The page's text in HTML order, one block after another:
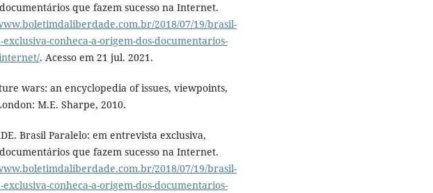
que fazem sucesso na Internet.
2018/07/19/brasil-
conheca-a-origem-dos-documentarios-
. Acesso em 21 jul. 2021.
wars: an encyclopedia of issues, viewpoints,
M.E. Sharpe, 2010.
Brasil Paralelo: em entrevista exclusiva,
que fazem sucesso na Internet.
2018/07/19/brasil-
conheca-a-origem-dos-documentarios-